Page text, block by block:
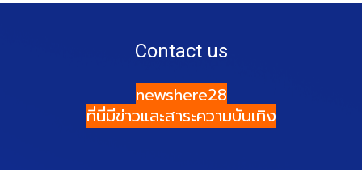
Contact us
newshere28
ที่นี่มีข่าวและสาระความบันเทิง